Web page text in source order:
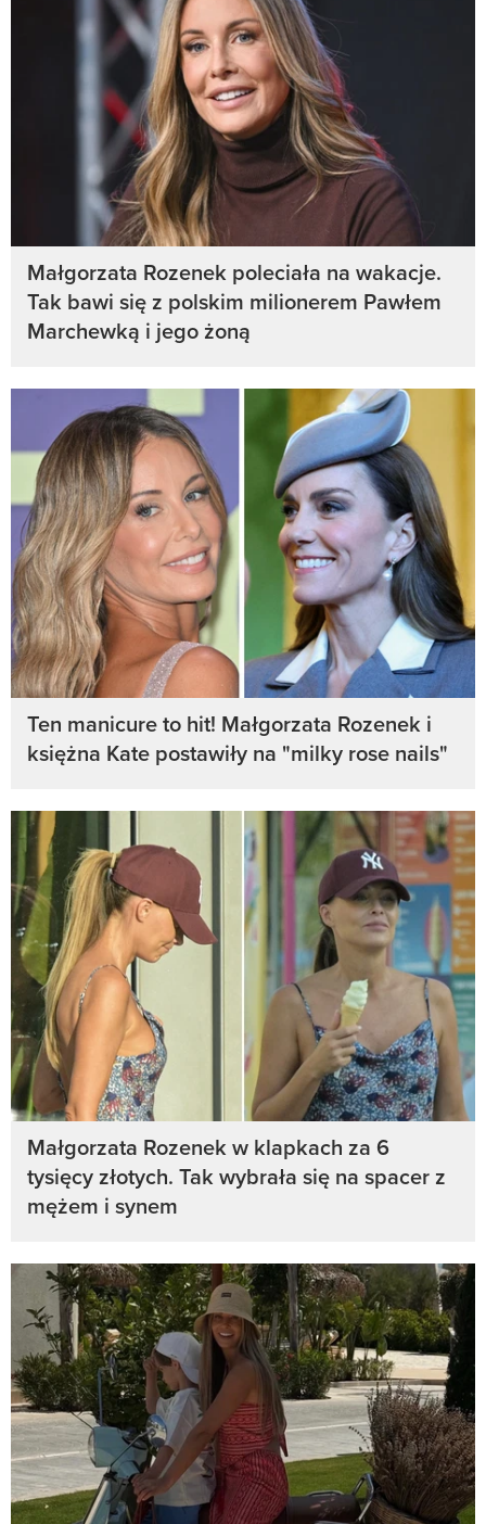
Małgorzata Rozenek poleciała na wakacje.
Tak bawi się z polskim milionerem Pawłem
Marchewką i jego żoną
Ten manicure to hit! Małgorzata Rozenek i
księżna Kate postawiły na "milky rose nails"
Małgorzata Rozenek w klapkach za 6
tysięcy złotych. Tak wybrała się na spacer z
mężem i synem